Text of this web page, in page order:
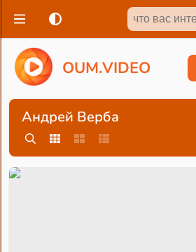
OUM.VIDEO
Андрей Верба